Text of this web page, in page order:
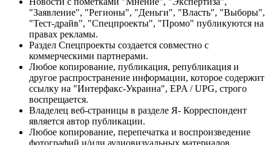
"Заявление", "Регионы", "Деньги", "Власть", "Выборы",
"Тест-драйв", "Спецпроекты", "Промо" публикуются на
правах рекламы.
Раздел Спецпроекты создается совместно с
коммерческими партнерами.
Любое копирование, публикация, републикация и
другое распространение информации, которое содержит
ссылку на "Интерфакс-Украина", EPA / UPG, строго
воспрещается.
Владелец веб-страницы в разделе Я- Корреспондент
является автор публикации.
Любое копирование, перепечатка и воспроизведение
фотографий и/или аудиовизуальных материалов,